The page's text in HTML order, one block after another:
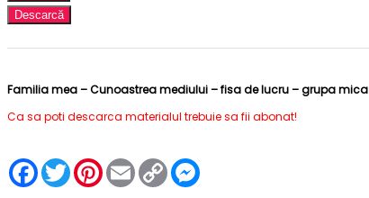
Descarcă
Familia mea – Cunoastrea mediului – fisa de lucru – grupa mica
Ca sa poti descarca materialul trebuie sa fii abonat!
Facebook
TwitterPinterest
EmailCopy
Link